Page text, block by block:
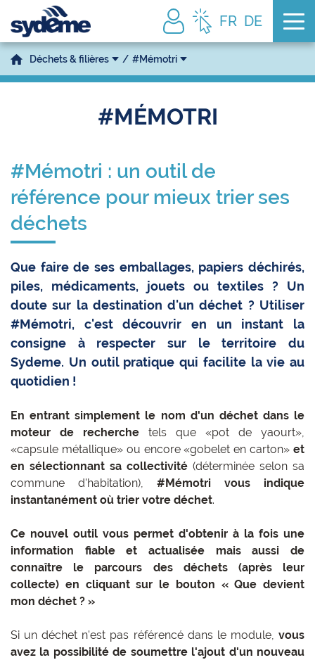
FR DE
Déchets & filières #Mémotri
#MÉMOTRI
#Mémotri : un outil de
référence pour mieux trier ses
déchets
Que faire de ses emballages, papiers déchirés,
piles, médicaments, jouets ou textiles ? Un
doute sur la destination d'un déchet ? Utiliser
#Mémotri, c'est découvrir en un instant la
consigne à respecter sur le territoire du
Sydeme. Un outil pratique qui facilite la vie au
quotidien !
En entrant simplement le nom d'un déchet dans le
moteur de recherche tels que «pot de yaourt»,
«capsule métallique» ou encore «gobelet en carton» et
en sélectionnant sa collectivité (déterminée selon sa
commune d'habitation), #Mémotri vous indique
instantanément où trier votre déchet.
Ce nouvel outil vous permet d'obtenir à la fois une
information fiable et actualisée mais aussi de
connaître le parcours des déchets (après leur
collecte) en cliquant sur le bouton « Que devient
mon déchet ? »
Si un déchet n'est pas référencé dans le module, vous
avez la possibilité de soumettre l'ajout d'un nouveau